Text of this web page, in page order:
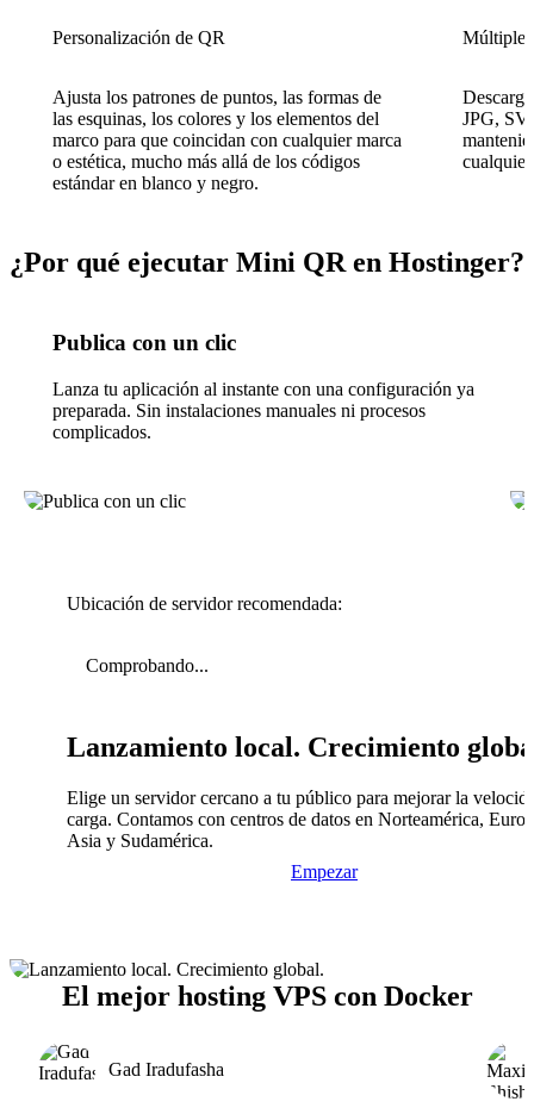
Personalización de QR
Ajusta los patrones de puntos, las formas de
las esquinas, los colores y los elementos del
marco para que coincidan con cualquier marca
o estética, mucho más allá de los códigos
estándar en blanco y negro.
JPG,
¿Por qué ejecutar Mini QR en Hostinger?
Publica con un clic
Lanza tu aplicación al instante con una configuración ya
preparada. Sin instalaciones manuales ni procesos
complicados.
Ubicación de servidor recomendada:
Comprobando...
Lanzamiento local. Crecimiento
Elige un servidor cercano a tu público para mejorar la
carga. Contamos con centros de datos en Norteamérica,
Asia y Sudamérica.
Empezar
El mejor hosting VPS con Docker
Gad Iradufasha